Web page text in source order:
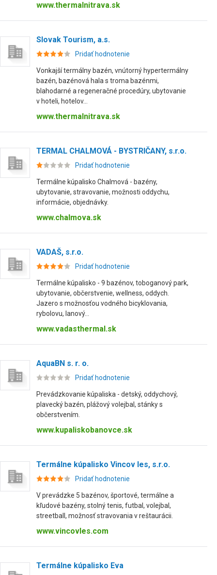
www.thermalnitrava.sk
Slovak Tourism, a.s.
Pridať hodnotenie
Vonkajší termálny bazén, vnútorný hypertermálny
bazén, bazénová hala s troma bazénmi,
blahodarné a regeneračné procedúry, ubytovanie
v hoteli, hotelov...
www.thermalnitrava.sk
TERMAL CHALMOVÁ - BYSTRIČANY, s.r.o.
Pridať hodnotenie
Termálne kúpalisko Chalmová - bazény,
ubytovanie, stravovanie, možnosti oddychu,
informácie, objednávky.
www.chalmova.sk
VADAŠ, s.r.o.
Pridať hodnotenie
Termálne kúpalisko - 9 bazénov, toboganový park,
ubytovanie, občerstvenie, wellness, oddych.
Jazero s možnosťou vodného bicyklovania,
rybolovu, lanový...
www.vadasthermal.sk
AquaBN s. r. o.
Pridať hodnotenie
Prevádzkovanie kúpaliska - detský, oddychový,
plavecký bazén, plážový volejbal, stánky s
občerstvením.
www.kupaliskobanovce.sk
Termálne kúpalisko Vincov les, s.r.o.
Pridať hodnotenie
V prevádzke 5 bazénov, športové, termálne a
kľudové bazény, stolný tenis, futbal, volejbal,
streetball, možnosť stravovania v reštaurácii.
www.vincovles.com
Termálne kúpalisko Eva